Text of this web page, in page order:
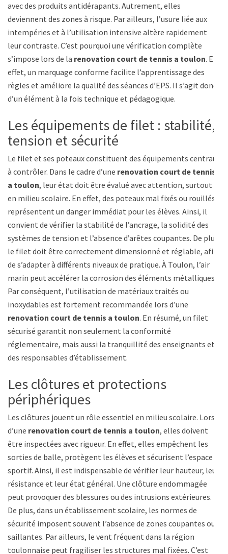
avec des produits antidérapants. Autrement, elles
deviennent des zones à risque. Par ailleurs, l’usure liée aux
intempéries et à l’utilisation intensive altère rapidement
leur contraste. C’est pourquoi une vérification complète
s’impose lors de la renovation court de tennis a toulon. En
effet, un marquage conforme facilite l’apprentissage des
règles et améliore la qualité des séances d’EPS. Il s’agit donc
d’un élément à la fois technique et pédagogique.
Les équipements de filet : stabilité,
tension et sécurité
Le filet et ses poteaux constituent des équipements centraux
à contrôler. Dans le cadre d’une renovation court de tennis
a toulon, leur état doit être évalué avec attention, surtout
en milieu scolaire. En effet, des poteaux mal fixés ou rouillés
représentent un danger immédiat pour les élèves. Ainsi, il
convient de vérifier la stabilité de l’ancrage, la solidité des
systèmes de tension et l’absence d’arêtes coupantes. De plus,
le filet doit être correctement dimensionné et réglable, afin
de s’adapter à différents niveaux de pratique. À Toulon, l’air
marin peut accélérer la corrosion des éléments métalliques.
Par conséquent, l’utilisation de matériaux traités ou
inoxydables est fortement recommandée lors d’une
renovation court de tennis a toulon. En résumé, un filet
sécurisé garantit non seulement la conformité
réglementaire, mais aussi la tranquillité des enseignants et
des responsables d’établissement.
Les clôtures et protections
périphériques
Les clôtures jouent un rôle essentiel en milieu scolaire. Lors
d’une renovation court de tennis a toulon, elles doivent
être inspectées avec rigueur. En effet, elles empêchent les
sorties de balle, protègent les élèves et sécurisent l’espace
sportif. Ainsi, il est indispensable de vérifier leur hauteur, leur
résistance et leur état général. Une clôture endommagée
peut provoquer des blessures ou des intrusions extérieures.
De plus, dans un établissement scolaire, les normes de
sécurité imposent souvent l’absence de zones coupantes ou
saillantes. Par ailleurs, le vent fréquent dans la région
toulonnaise peut fragiliser les structures mal fixées. C’est